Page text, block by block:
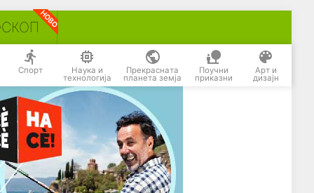
Спорт Наука и
технологија
Прекрасната
планета земја
Поучни
приказни
Арт и
дизајн